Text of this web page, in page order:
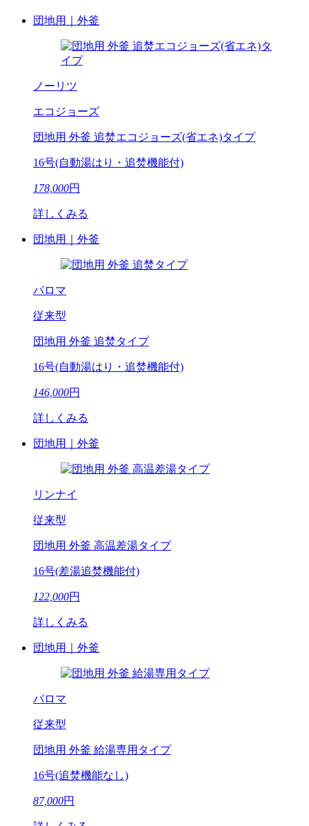
団地用｜外釜
ノーリツ
エコジョーズ
団地用 外釜 追焚エコジョーズ(省エネ)タイプ
16号(自動湯はり・追焚機能付)
178,000円
詳しくみる
団地用｜外釜
パロマ
従来型
団地用 外釜 追焚タイプ
16号(自動湯はり・追焚機能付)
146,000円
詳しくみる
団地用｜外釜
リンナイ
従来型
団地用 外釜 高温差湯タイプ
16号(差湯追焚機能付)
122,000円
詳しくみる
団地用｜外釜
パロマ
従来型
団地用 外釜 給湯専用タイプ
16号(追焚機能なし)
87,000円